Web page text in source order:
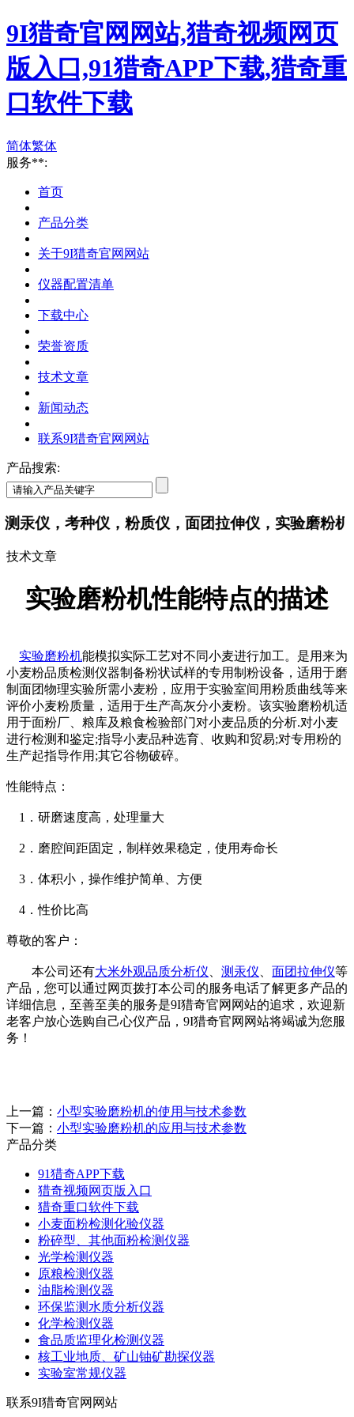
9I猎奇官网网站,猎奇视频网页
版入口,91猎奇APP下载,猎奇重
口软件下载
简体繁体
服务**:
首页
产品分类
关于9I猎奇官网网站
仪器配置清单
下载中心
荣誉资质
技术文章
新闻动态
联系9I猎奇官网网站
产品搜索:
汞仪，考种仪，粉质仪，面团拉伸仪，实验磨粉机
技术文章
实验磨粉机性能特点的描述
实验磨粉机能模拟实际工艺对不同小麦进行加工。是用来为
小麦粉品质检测仪器制备粉状试样的专用制粉设备，适用于磨
制面团物理实验所需小麦粉，应用于实验室间用粉质曲线等来
评价小麦粉质量，适用于生产高灰分小麦粉。该实验磨粉机适
用于面粉厂、粮库及粮食检验部门对小麦品质的分析.对小麦
进行检测和鉴定;指导小麦品种选育、收购和贸易;对专用粉的
生产起指导作用;其它谷物破碎。
性能特点：
1．研磨速度高，处理量大
2．磨腔间距固定，制样效果稳定，使用寿命长
3．体积小，操作维护简单、方便
4．性价比高
尊敬的客户：
本公司还有大米外观品质分析仪 测汞仪 面团拉伸仪等
产品，您可以通过网页拨打本公司的服务电话了解更多产品的
详细信息，至善至美的服务是9I猎奇官网网站的追求，欢迎新
老客户放心选购自己心仪产品，9I猎奇官网网站将竭诚为您服
务！
上一篇： 小型实验磨粉机的使用与技术参数
下一篇： 小型实验磨粉机的应用与技术参数
产品分类
91猎奇APP下载
猎奇视频网页版入口
猎奇重口软件下载
小麦面粉检测化验仪器
粉碎型、其他面粉检测仪器
光学检测仪器
原粮检测仪器
油脂检测仪器
环保监测水质分析仪器
化学检测仪器
食品质监理化检测仪器
核工业地质、矿山铀矿勘探仪器
实验室常规仪器
联系9I猎奇官网网站